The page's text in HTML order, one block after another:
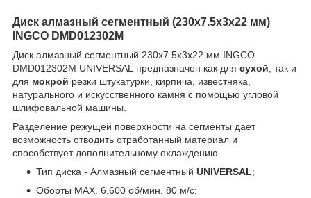
Диск алмазный сегментный (230х7.5х3х22 мм)
INGCO DMD012302M
Диск алмазный сегментный 230х7.5х3х22 мм INGCO
DMD012302M UNIVERSAL предназначен как для сухой , так и
для мокрой резки штукатурки, кирпича, известняка,
натурального и искусственного камня с помощью угловой
шлифовальной машины.
Разделение режущей поверхности на сегменты дает
возможность отводить отработанный материал и
способствует дополнительному охлаждению.
Тип диска - Алмазный сегментный UNIVERSAL;
Оборты MAX. 6,600 об/мин. 80 м/с;